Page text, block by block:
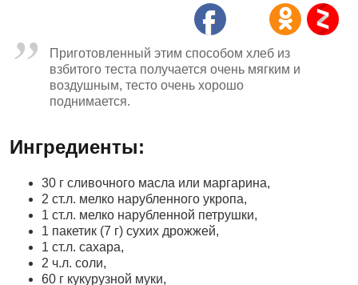
Приготовленный этим способом хлеб из
взбитого теста получается очень мягким и
воздушным, тесто очень хорошо
поднимается.
Ингредиенты:
30 г сливочного масла или маргарина,
2 ст.л. мелко нарубленного укропа,
1 ст.л. мелко нарубленной петрушки,
1 пакетик (7 г) сухих дрожжей,
1 ст.л. сахара,
2 ч.л. соли,
60 г кукурузной муки,